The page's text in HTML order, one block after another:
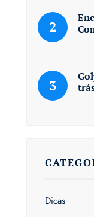
Dicas